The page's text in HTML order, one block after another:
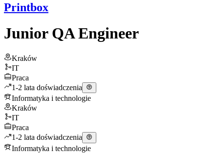
Printbox
Junior QA Engineer
Kraków
IT
Praca
1-2 lata doświadczenia
Informatyka i technologie
Kraków
IT
Praca
1-2 lata doświadczenia
Informatyka i technologie